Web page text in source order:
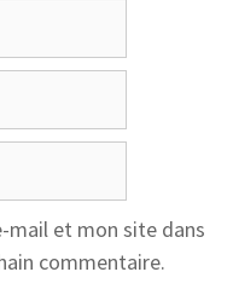
mail et mon site dans
commentaire.